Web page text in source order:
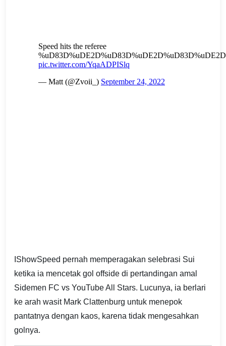
IShowSpeed pernah memperagakan selebrasi Sui
ketika ia mencetak gol offside di pertandingan amal
Sidemen FC vs YouTube All Stars. Lucunya, ia berlari
ke arah wasit Mark Clattenburg untuk menepok
pantatnya dengan kaos, karena tidak mengesahkan
golnya.